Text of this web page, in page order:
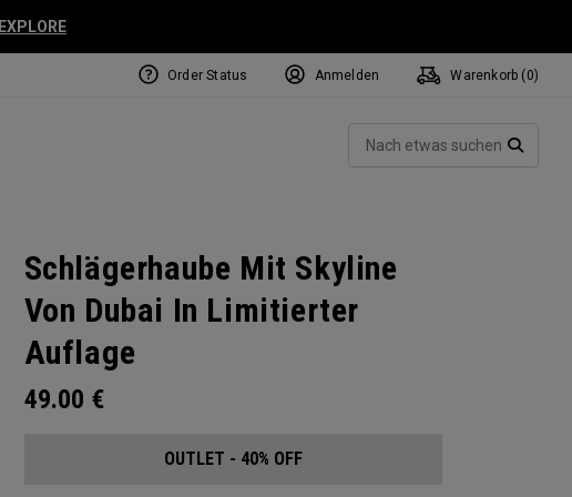
EXPLORE
Order Status Anmelden Warenkorb ( 0)
Schlägerhaube Mit Skyline
Von Dubai In Limitierter
Auflage
49.00 €
OUTLET - 40% OFF